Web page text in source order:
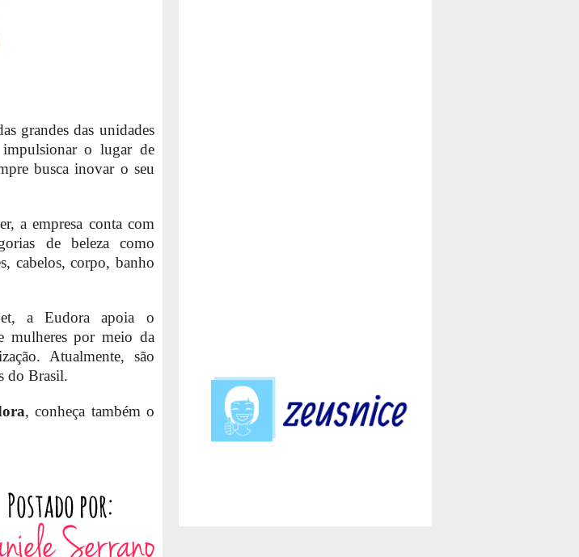
grandes das unidades
o lugar de
busca inovar o seu
a empresa conta com
de beleza como
cabelos, corpo, banho
a Eudora apoia o
mulheres por meio da
Atualmente, são
do Brasil.
, conheça também o